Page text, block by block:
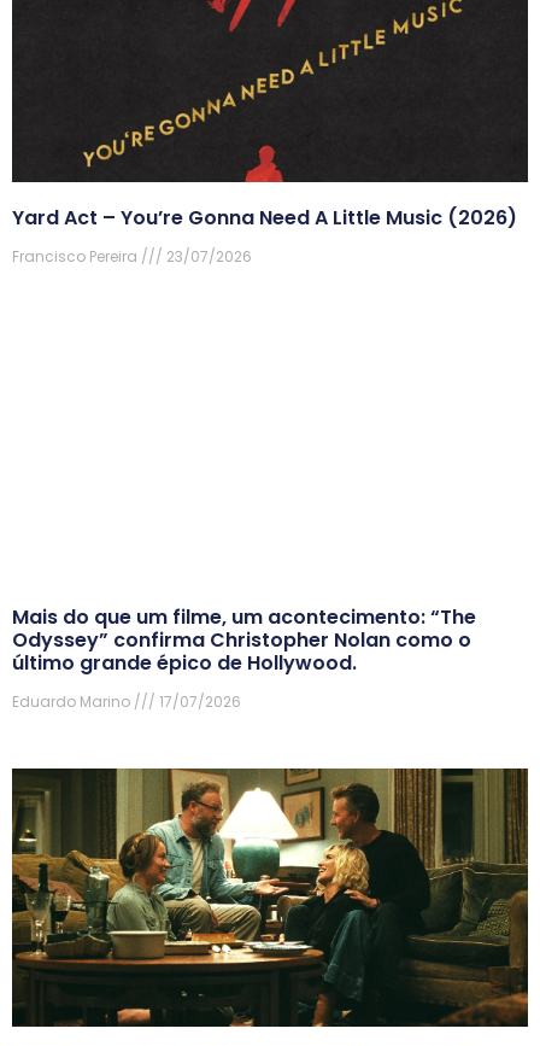
Yard Act – You’re Gonna Need A Little Music (2026)
Francisco Pereira 23/07/2026
Mais do que um filme, um acontecimento: “The
Odyssey” confirma Christopher Nolan como o
último grande épico de Hollywood.
Eduardo Marino 17/07/2026